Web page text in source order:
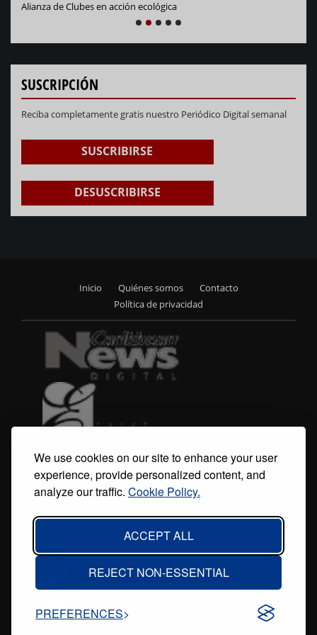
We use cookies on our site to enhance your user
experience, provide personalized content, and
analyze our traffic. Cookie Policy.
ACCEPT ALL
REJECT NON-ESSENTIAL
PREFERENCES
Alianza de Clubes en acción ecológica
PREVIOUS
SUSCRIPCIÓN
Reciba completamente gratis nuestro Periódico Digital semanal
SUSCRIBIRSE
DESUSCRIBIRSE
menu
Inicio Quiénes somos
Contacto
Política de privacidad